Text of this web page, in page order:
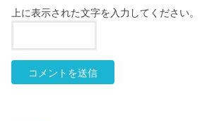
上に表示された文字を入力してください。